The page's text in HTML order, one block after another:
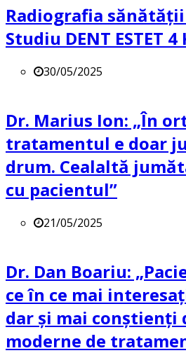
Radiografia
Studiu DENT ESTET 4
30/05/2025
Dr. Marius Ion: „În
tratamentul e doar
drum. Cealaltă
cu pacientul”
21/05/2025
Dr. Dan Boariu:
ce în ce mai
dar și mai conștienți
moderne de